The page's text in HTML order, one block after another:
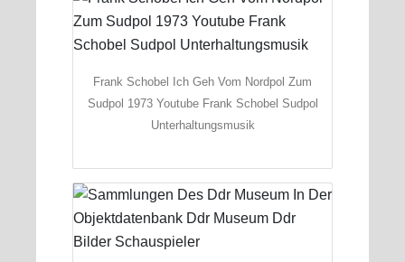
Frank Schobel Ich Geh Vom Nordpol Zum
Sudpol 1973 Youtube Frank Schobel Sudpol
Unterhaltungsmusik